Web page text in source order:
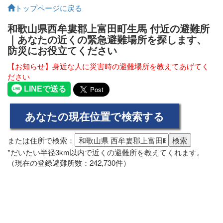
トップページに戻る
和歌山県西牟婁郡上富田町生馬 付近の避難所
｜あなたの近くの緊急避難場所を探します、
防災にお役立てください
【お知らせ】身近な人に災害時の避難場所を教えてあげてく
ださい
または住所で検索：
*だいたい半径3km以内で近くの避難所を教えてくれます。
（現在の登録避難所数：242,730件）